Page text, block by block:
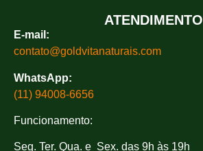
ATENDIMENTO
E-mail:
contato@goldvitanaturais.com
WhatsApp:
(11) 94008-6656
Funcionamento:
Seg. Ter. Qua. e Sex. das 9h às 19h